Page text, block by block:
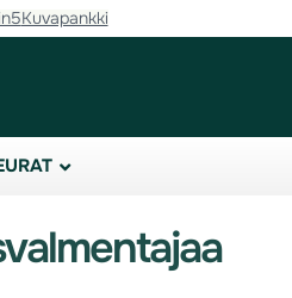
Kuvapankki